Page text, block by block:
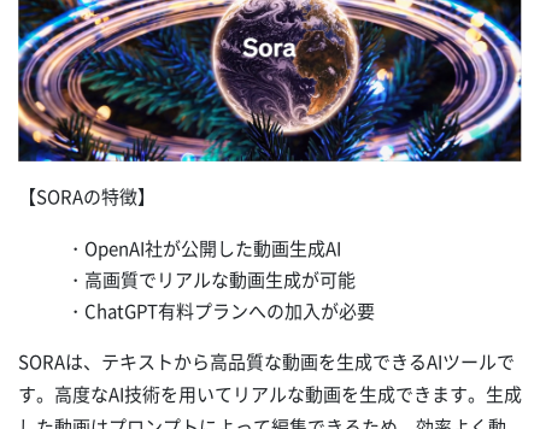
【SORAの特徴】
・OpenAI社が公開した動画生成AI
・高画質でリアルな動画生成が可能
・ChatGPT有料プランへの加入が必要
SORAは、テキストから高品質な動画を生成できるAIツールで
す。高度なAI技術を用いてリアルな動画を生成できます。生成